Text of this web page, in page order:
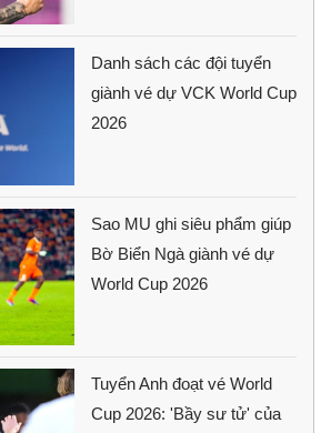
Danh sách các đội tuyển
giành vé dự VCK World Cup
2026
Sao MU ghi siêu phẩm giúp
Bờ Biển Ngà giành vé dự
World Cup 2026
Tuyển Anh đoạt vé World
Cup 2026: 'Bầy sư tử' của